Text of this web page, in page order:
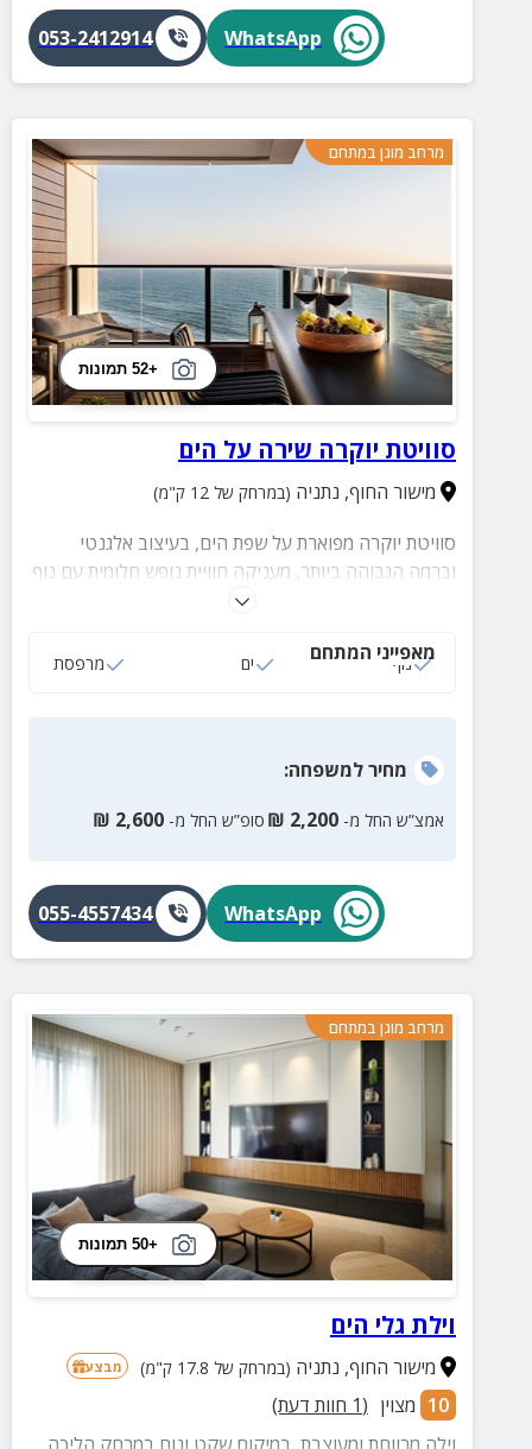
WhatsApp
053-2412914
מרחב מוגן במתחם
+52 תמונות
סוויטת יוקרה שירה על הים
מישור החוף, נתניה (במרחק של 12 ק"מ)
סוויטת יוקרה מפוארת על שפת הים, בעיצוב אלגנטי
וברמה הגבוהה ביותר, מעניקה חוויית נופש חלומית עם נוף
פנורמי עוצר נשימה מכל חלון. הסוויטה כוללת ארבעה
קסומה עם פינות ישיבה מול הים. המיקום המושלם, בסמוך
מאפייני המתחם
נוף ים מרפסת
מחירלמשפחה:
אמצ”ש החל מ- 2,200
₪ סופ”ש החל מ- 2,600
₪
WhatsApp
055-4557434
מרחב מוגן במתחם
+50 תמונות
וילת גלי הים
מישור החוף, נתניה (במרחק של 17.8 ק"מ) מבצע
10 מצוין (
1 חוות דעת)